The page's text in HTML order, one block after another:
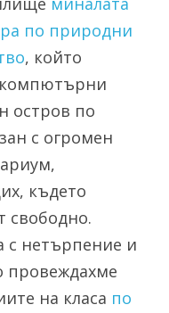
по природни
, който
компютърни
остров по
с огромен
където
свободно.
с нетърпение и
провеждахме
на класа по